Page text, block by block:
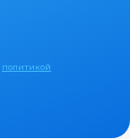
политикой